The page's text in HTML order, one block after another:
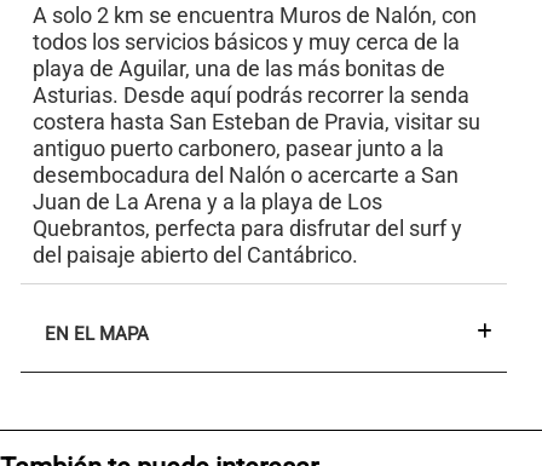
A solo 2 km se encuentra Muros de Nalón, con
todos los servicios básicos y muy cerca de la
playa de Aguilar, una de las más bonitas de
Asturias. Desde aquí podrás recorrer la senda
costera hasta San Esteban de Pravia, visitar su
antiguo puerto carbonero, pasear junto a la
desembocadura del Nalón o acercarte a San
Juan de La Arena y a la playa de Los
Quebrantos, perfecta para disfrutar del surf y
del paisaje abierto del Cantábrico.
EN EL MAPA